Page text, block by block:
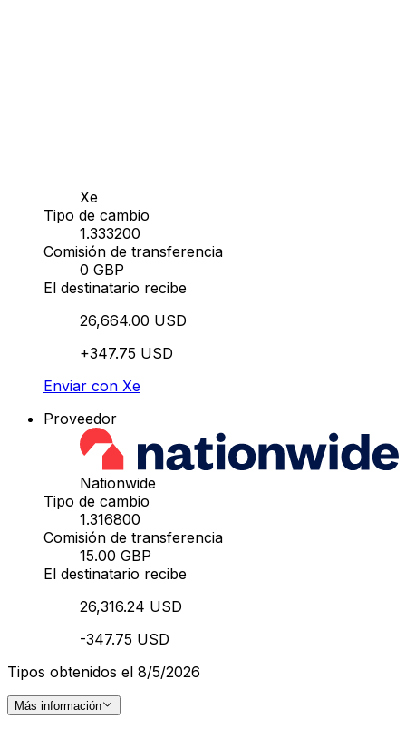
Xe
Tipo de cambio
1.333200
Comisión de transferencia
0 GBP
El destinatario recibe
26,664.00 USD
+347.75 USD
Enviar con Xe
Proveedor
Nationwide
Tipo de cambio
1.316800
Comisión de transferencia
15.00 GBP
El destinatario recibe
26,316.24 USD
-347.75 USD
Tipos obtenidos el 8/5/2026
Más información